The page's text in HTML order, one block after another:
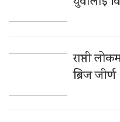
राप्ती
ब्रिज जीर्ण